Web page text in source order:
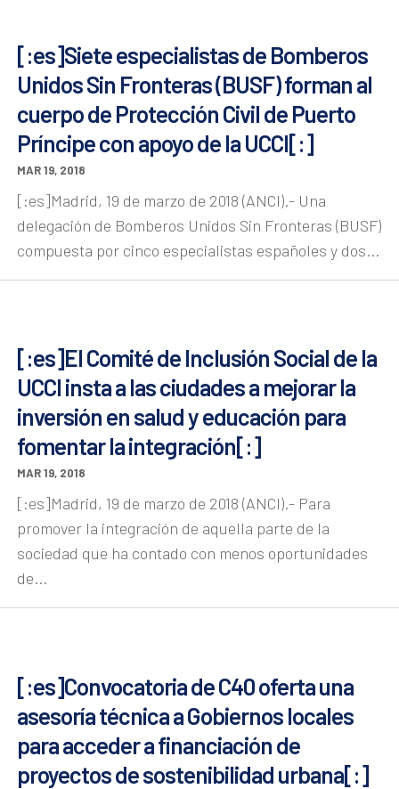
[:es]Siete especialistas de Bomberos
Unidos Sin Fronteras (BUSF) forman al
cuerpo de Protección Civil de Puerto
Príncipe con apoyo de la UCCI[:]
MAR 19, 2018
[:es]Madrid, 19 de marzo de 2018 (ANCI).- Una
delegación de Bomberos Unidos Sin Fronteras (BUSF)
compuesta por cinco especialistas españoles y dos...
[:es]El Comité de Inclusión Social de la
UCCI insta a las ciudades a mejorar la
inversión en salud y educación para
fomentar la integración[:]
MAR 19, 2018
[:es]Madrid, 19 de marzo de 2018 (ANCI).- Para
promover la integración de aquella parte de la
sociedad que ha contado con menos oportunidades
de...
[:es]Convocatoria de C40 oferta una
asesoría técnica a Gobiernos locales
para acceder a financiación de
proyectos de sostenibilidad urbana[:]